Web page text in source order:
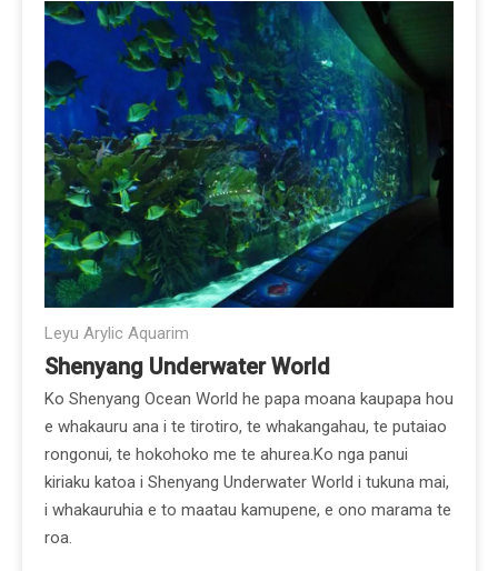
Leyu Arylic Aquarim
Shenyang Underwater World
Ko Shenyang Ocean World he papa moana kaupapa hou
e whakauru ana i te tirotiro, te whakangahau, te putaiao
rongonui, te hokohoko me te ahurea.Ko nga panui
kiriaku katoa i Shenyang Underwater World i tukuna mai,
i whakauruhia e to maatau kamupene, e ono marama te
roa.